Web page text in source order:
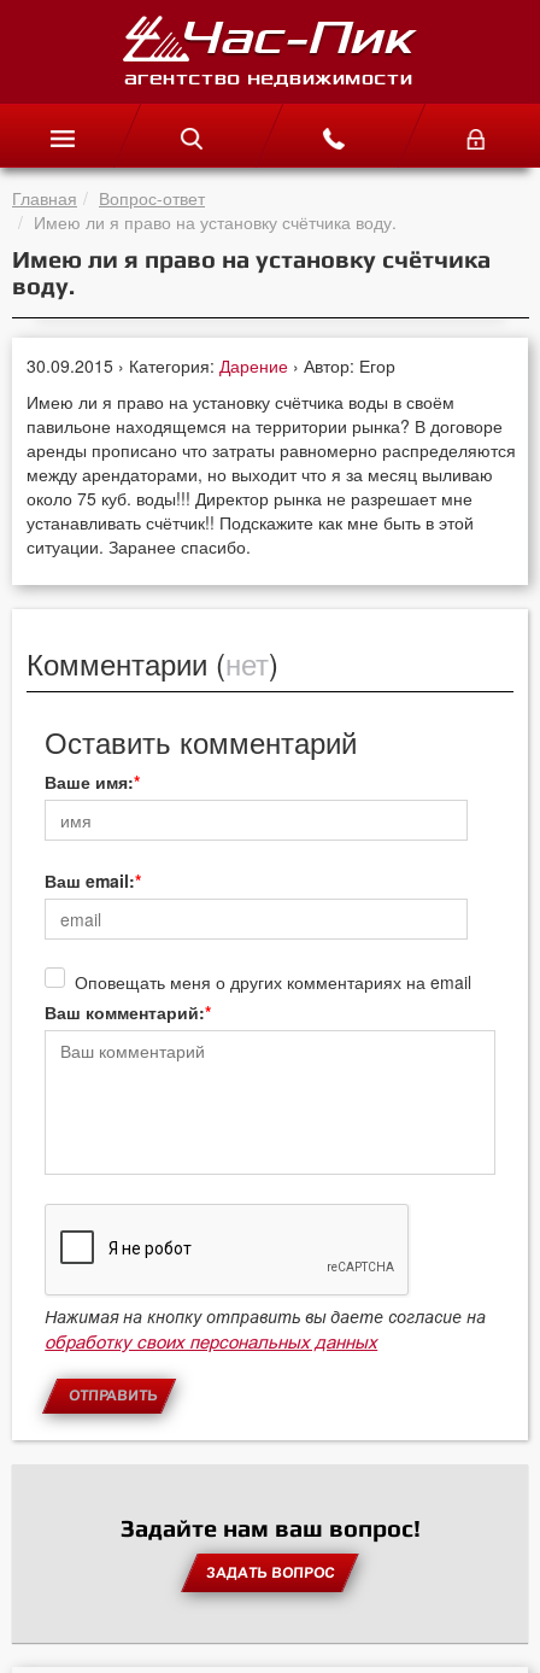
Главная
Вопрос-ответ
Имею ли я право на установку счётчика воду.
Имею ли я право на установку счётчика
воду.
30.09.2015 › Категория: Дарение › Автор: Егор
Имею ли я право на установку счётчика воды в своём
павильоне находящемся на территории рынка? В договоре
аренды прописано что затраты равномерно распределяются
между арендаторами, но выходит что я за месяц выливаю
около 75 куб. воды!!! Директор рынка не разрешает мне
устанавливать счётчик!! Подскажите как мне быть в этой
ситуации. Заранее спасибо.
Комментарии (нет)
Оставить комментарий
Ваше имя:
Ваш email:
Оповещать меня о других комментариях на email
Ваш комментарий:
Нажимая на кнопку отправить вы даете согласие на
обработку своих персональных данных
ОТПРАВИТЬ
Задайте нам ваш вопрос!
ЗАДАТЬ ВОПРОС